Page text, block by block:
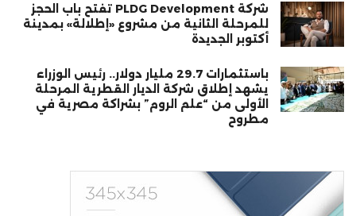
شركة PLDG Development تفتح باب الحجز
للمرحلة الثانية من مشروع «إطلالة» بمدينة
أكتوبر الجديدة
باستثمارات 29.7 مليار دولار.. رئيس الوزراء
يشهد إطلاق شركة الديار القطرية المرحلة
الأولى من “علم الروم” بشراكة مصرية في
مطروح